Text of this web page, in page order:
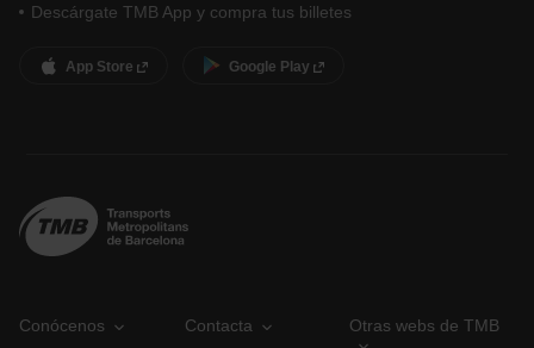
Descárgate TMB App y compra tus billetes
App Store Google Play
Conócenos Contacta Otras webs de TMB